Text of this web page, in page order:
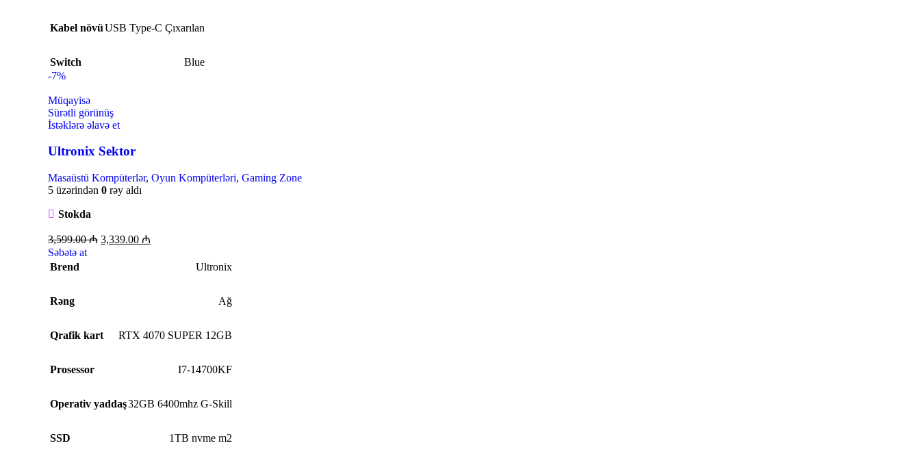
Kabel növüUSB Type-C Çıxarılan
Switch
Blue
-7%
Müqayisə
Sürətli görünüş
İstəklərə əlavə et
Ultronix Sektor
Masaüstü Kompüterlər, Oyun Kompüterləri, Gaming Zone
5 üzərindən 0 rəy aldı
Stokda
3,599.00₼ 3,339.00 ₼
Səbətə at
Brend
Ultronix
Rəng Ağ
Qrafik kart RTX 4070 SUPER 12GB
Prosessor I7-14700KF
Operativ yaddaş32GB 6400mhz G-Skill
SSD 1TB nvme m2